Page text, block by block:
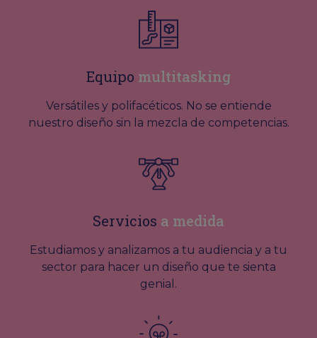
Equipo multitasking
Versátiles y polifacéticos. No se entiende
nuestro diseño sin la mezcla de competencias.
Servicios a medida
Estudiamos y analizamos a tu audiencia y a tu
sector para hacer un diseño que te sienta
genial.